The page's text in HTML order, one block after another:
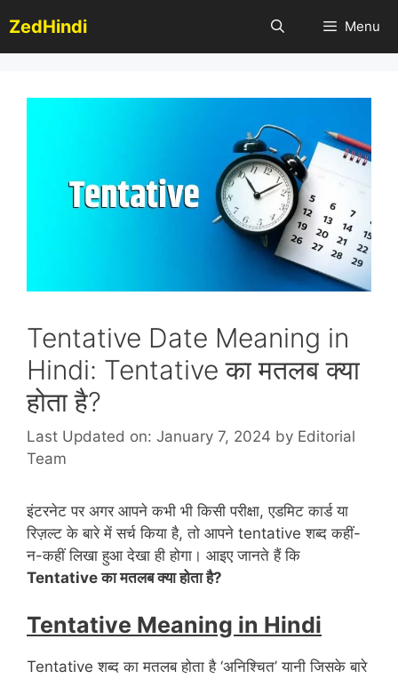
to
content
ZedHindi Menu
Tentative Date Meaning in
Hindi: Tentative का मतलब क्या
होता है?
Last Updated on: January 7, 2024 by Editorial
Team
इंटरनेट पर अगर आपने कभी भी किसी परीक्षा, एडमिट कार्ड या
रिज़ल्ट के बारे में सर्च किया है, तो आपने tentative शब्द कहीं-
न-कहीं लिखा हुआ देखा ही होगा। आइए जानते हैं कि
Tentative का मतलब क्या होता है?
Tentative Meaning in Hindi
Tentative शब्द का मतलब होता है ‘अनिश्चित’ यानी जिसके बारे